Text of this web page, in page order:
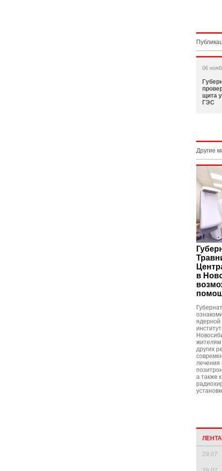
06
щита
ГЭС
Другие
в
ядерной
жителям
других
лечения
а также
29.07